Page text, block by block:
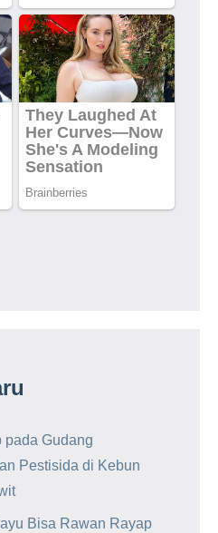
pada Gudang
Pestisida di Kebun
Bisa Rawan Rayap